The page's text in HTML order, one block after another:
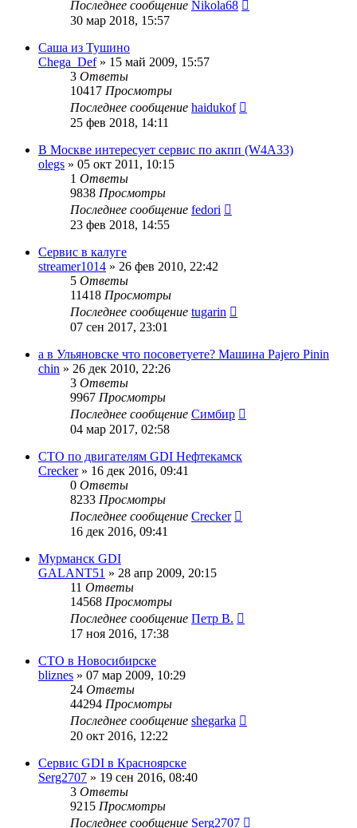
Последнее сообщение Nikola68
30 мар 2018, 15:57
Саша из Тушино
Chega_Def» 15 май 2009, 15:57
3 Ответы
10417 Просмотры
Последнее сообщение haidukof
25 фев 2018, 14:11
В Москве интересует сервис по акпп (W4A33)
olegs » 05 окт 2011, 10:15
1 Ответы
9838 Просмотры
Последнее сообщение fedori
23 фев 2018, 14:55
Сервис в калуге
streamer1014 » 26 фев 2010, 22:42
5 Ответы
11418 Просмотры
Последнее сообщение tugarin
07 сен 2017, 23:01
а в Ульяновске что посоветуете? Машина Pajero Pinin
chin » 26 дек 2010, 22:26
3 Ответы
9967 Просмотры
Последнее сообщение Симбир
04 мар 2017, 02:58
СТО по двигателям GDI Нефтекамск
Crecker» 16 дек 2016, 09:41
0 Ответы
8233 Просмотры
Последнее сообщение Crecker
16 дек 2016, 09:41
Мурманск GDI
GALANT51 » 28 апр 2009, 20:15
11 Ответы
14568 Просмотры
Последнее сообщение Петр В.
17 ноя 2016, 17:38
СТО в Новосибирске
bliznes » 07 мар 2009, 10:29
24 Ответы
44294 Просмотры
Последнее сообщение shegarka
20 окт 2016, 12:22
Сервис GDI в Красноярске
Serg2707 » 19 сен 2016, 08:40
3 Ответы
9215 Просмотры
Последнее сообщение Serg2707